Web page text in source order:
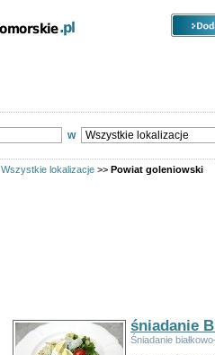
w
Wszystkie lokalizacje >> Powiat goleniowski
śniadanie
Śniadanie